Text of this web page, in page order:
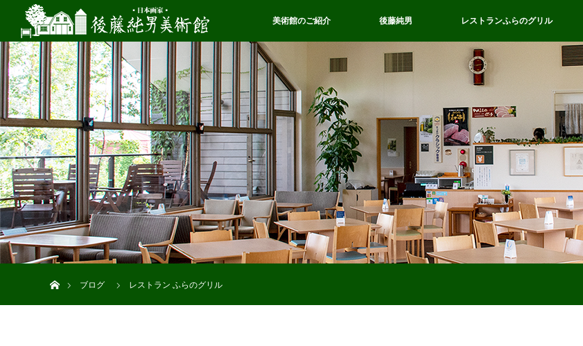
美術館のご紹介 後藤純男 レストランふらのグリル
ブログ
レストラン ふらのグリル